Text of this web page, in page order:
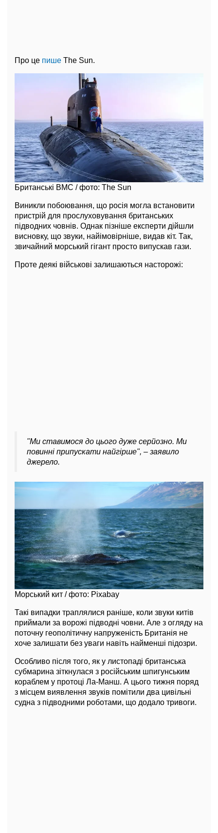
Про це пише The Sun.
Британські ВМС / фото: The Sun
Виникли побоювання, що росія могла встановити
пристрій для прослуховування британських
підводних човнів. Однак пізніше експерти дійшли
висновку, що звуки, найімовірніше, видав кіт. Так,
звичайний морський гігант просто випускав гази.
Проте деякі військові залишаються насторожі:
"Ми ставимося до цього дуже серйозно. Ми
повинні припускати найгірше", – заявило
джерело.
Морський кит / фото: Pixabay
Такі випадки траплялися раніше, коли звуки китів
приймали за ворожі підводні човни. Але з огляду на
поточну геополітичну напруженість Британія не
хоче залишати без уваги навіть найменші підозри.
Особливо після того, як у листопаді британська
субмарина зіткнулася з російським шпигунським
кораблем у протоці Ла-Манш. А цього тижня поряд
з місцем виявлення звуків помітили два цивільні
судна з підводними роботами, що додало тривоги.